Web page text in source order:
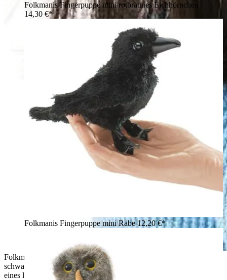
Folkmanis Fingerpuppe mini Rotkehlchen (Wanderdrossel) mit
schwarzem Kopf und orangem Bauch sitzt auf der Schulter
eines lächelnden Mädchens
Folkmanis Fingerpuppe mini rotbraunes Eichhörnchen
14,30 €*
Folkmanis Fingerpuppe mini Rabe12,20 €*